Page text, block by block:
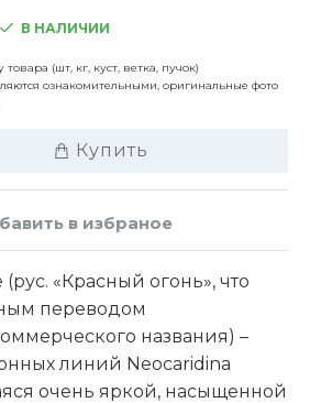
В НАЛИЧИИ
(шт, кг, куст, ветка, пучок)
ознакомительными, оригинальные фото
Купить
в избраное
«Красный огонь», что
переводом
названия) –
линий Neocaridina
очень яркой, насыщенной